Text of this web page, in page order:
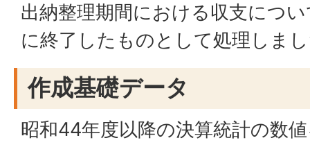
出納整理期間における収支につ
に終了したものとして処理しま
作成基礎データ
昭和44年度以降の決算統計の数